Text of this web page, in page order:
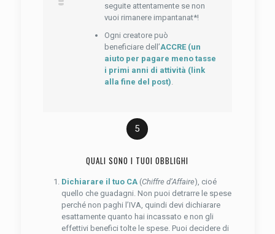
seguite attentamente se non
vuoi rimanere impantanat*!
Ogni creatore può
beneficiare dell’ACCRE (un
aiuto per pagare meno tasse
i primi anni di attività (link
alla fine del post).
5
QUALI SONO I TUOI OBBLIGHI
Dichiarare il tuo CA(Chiffre d’Affaire), cioé
quello che guadagni. Non puoi detrarre le spese
perché non paghi l’IVA, quindi devi dichiarare
esattamente quanto hai incassato e non gli
effettivi benefici tolte le spese. Puoi decidere di